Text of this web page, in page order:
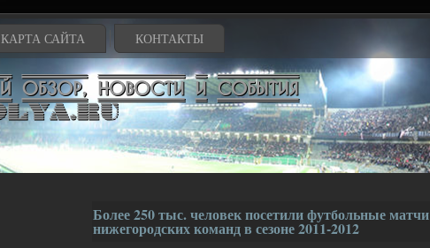
КАРТА САЙТА КОНТАКТЫ
Более 250 тыс. человек посетили футбольные матчи
нижегородских команд в сезоне 2011-2012